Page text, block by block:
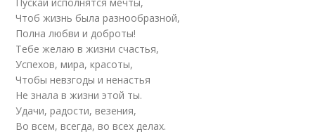
Чтоб жизнь была разнообразной,
Полна любви и доброты!
Тебе желаю в жизни счастья,
Успехов, мира, красоты,
Чтобы невзгоды и ненастья
Не знала в жизни этой ты.
Удачи, радости, везения,
Во всем, всегда, во всех делах.